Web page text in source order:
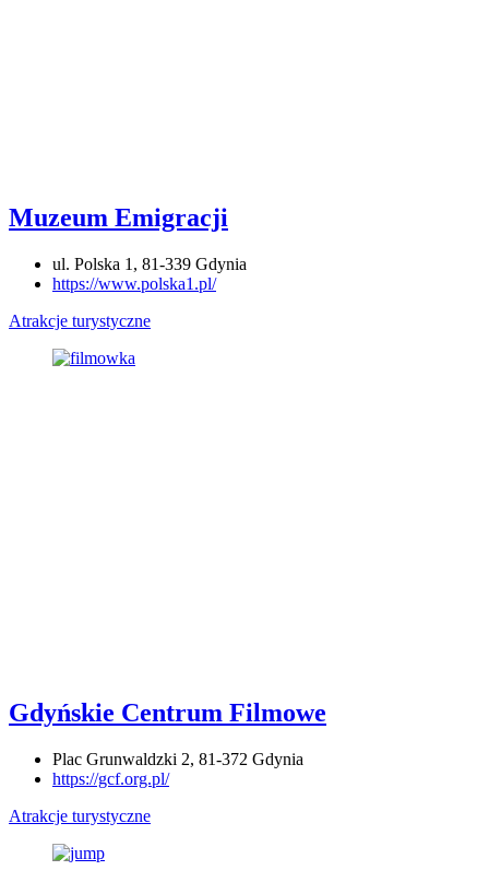
Muzeum Emigracji
ul. Polska 1, 81-339 Gdynia
https://www.polska1.pl/
Atrakcje turystyczne
Gdyńskie Centrum Filmowe
Plac Grunwaldzki 2, 81-372 Gdynia
https://gcf.org.pl/
Atrakcje turystyczne